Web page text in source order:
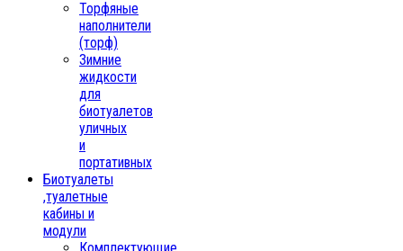
Торфяные
наполнители
(торф)
Зимние
жидкости
для
биотуалетов
уличных
и
портативных
Биотуалеты
,туалетные
кабины и
модули
Комплектующие